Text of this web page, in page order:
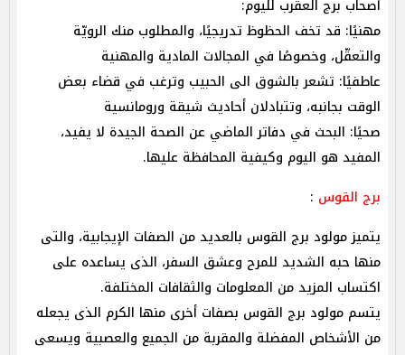
أصحاب برج العقرب لليوم:
مهنيًا: قد تخف الحظوظ تدريجيًا، والمطلوب منك الرويّة
والتعقّل، وخصوصًا في المجالات المادية والمهنية
عاطفيًا: تشعر بالشوق الى الحبيب وترغب في قضاء بعض
الوقت بجانبه، وتتبادلان أحاديث شيقة ورومانسية
صحيًا: البحث في دفاتر الماضي عن الصحة الجيدة لا يفيد،
المفيد هو اليوم وكيفية المحافظة عليها.
برج القوس :
يتميز مولود برج القوس بالعديد من الصفات الإيجابية، والتى
منها حبه الشديد للمرح وعشق السفر، الذى يساعده على
اكتساب المزيد من المعلومات والثقافات المختلفة.
يتسم مولود برج القوس بصفات أخرى منها الكرم الذى يجعله
من الأشخاص المفضلة والمقربة من الجميع والعصبية ويسعى